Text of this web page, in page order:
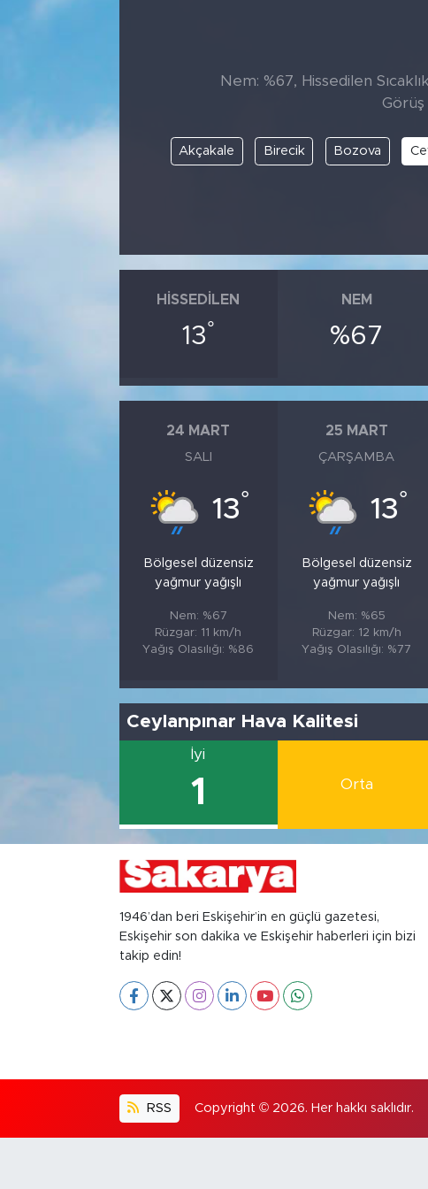
Nem: %67, Hissedilen
Görüş
Akçakale Birecik Bozova
HISSEDILEN
13°
NEM
%67
24 MART
SALI
13°
Bölgesel düzensiz
yağmur yağışlı
Nem: %67
Rüzgar: 11 km/h
Yağış Olasılığı: %86
25 MART
ÇARŞAMBA
13°
Bölgesel düzensiz
yağmur yağışlı
Nem: %65
Rüzgar: 12 km/h
Yağış Olasılığı: %77
Ceylanpınar Hava Kalitesi
İyi
1 Orta
1946’dan beri Eskişehir’in en güçlü gazetesi,
Eskişehir son dakika ve Eskişehir haberleri için bizi
takip edin!
RSS Copyright © 2026. Her hakkı saklıdır.
Söyleşi